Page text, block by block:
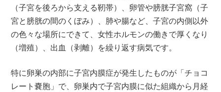
（子宮を後ろから支える靭帯）、卵管や膀胱子宮窩（子
宮と膀胱の間のくぼみ）、肺や腸など、子宮の内側以外
の色々な場所にできて、女性ホルモンの働きで厚くなり
（増殖）、出血（剥離）を繰り返す病気です。
特に卵巣の内部に子宮内膜症が発生したものが「チョコ
レート嚢胞」で、卵巣内で子宮内膜に似た組織から月経